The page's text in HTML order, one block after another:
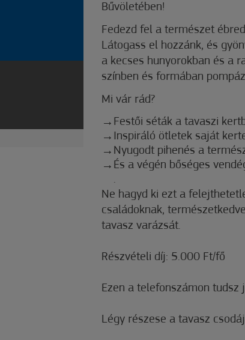
Bűvöletében!
Fedezd fel a természet
Látogass el hozzánk, és
a kecses hunyorokban és a
színben és formában
Mi vár rád?
Festői séták a tavaszi
Inspiráló ötletek saját
Nyugodt pihenés a
És a végén bőséges
.
Ne hagyd ki ezt a
családoknak,
tavasz varázsát.
Részvételi díj: 5.000 Ft/fő
Ezen a telefonszámon
Légy részese a tavasz